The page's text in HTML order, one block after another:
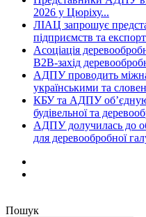
2026 у Цюріху...
ЛІАЦ запрошує
підприємств та
Асоціація
B2B-захід
АДПУ проводить
українськими та
КБУ та АДПУ
будівельної та
АДПУ долучилась до
для деревообробної
Пошук